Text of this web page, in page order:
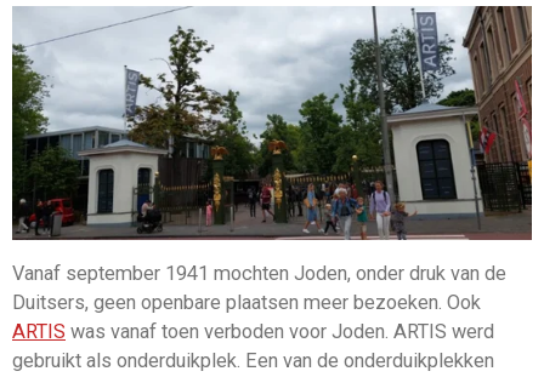
Vanaf september 1941 mochten Joden, onder druk van de
Duitsers, geen openbare plaatsen meer bezoeken. Ook
ARTIS was vanaf toen verboden voor Joden. ARTIS werd
gebruikt als onderduikplek. Een van de onderduikplekken